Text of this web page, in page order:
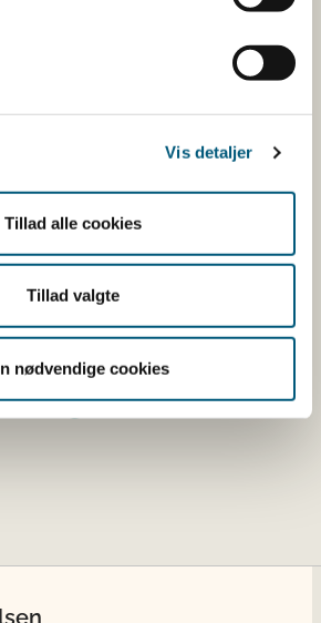
Vis detaljer
Tillad alle cookies
Tillad valgte
nødvendige cookies